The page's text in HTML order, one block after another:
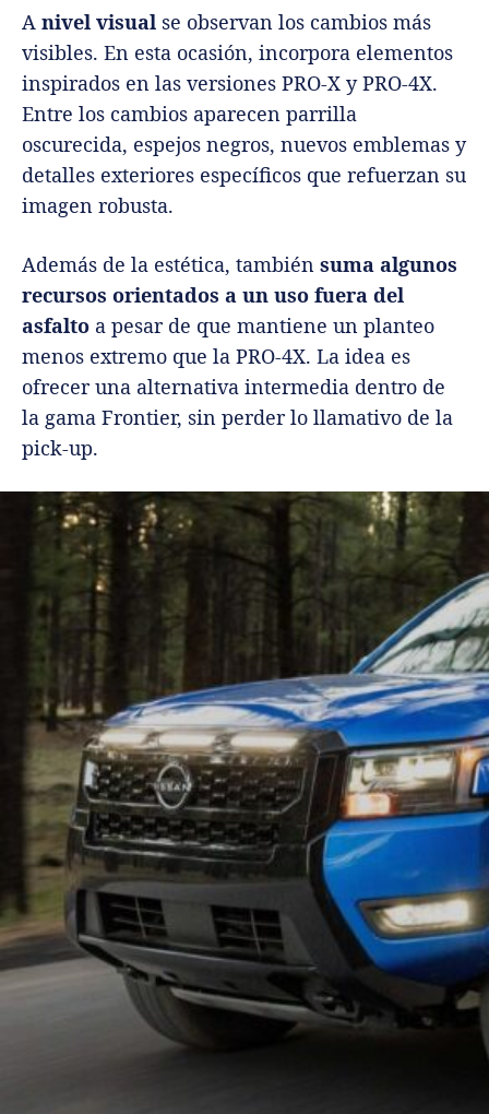
A nivel visual se observan los cambios más
visibles. En esta ocasión, incorpora elementos
inspirados en las versiones PRO-X y PRO-4X.
Entre los cambios aparecen parrilla
oscurecida, espejos negros, nuevos emblemas y
detalles exteriores específicos que refuerzan su
imagen robusta.
Además de la estética, también suma algunos
recursos orientados a un uso fuera del
asfalto a pesar de que mantiene un planteo
menos extremo que la PRO-4X. La idea es
ofrecer una alternativa intermedia dentro de
la gama Frontier, sin perder lo llamativo de la
pick-up.